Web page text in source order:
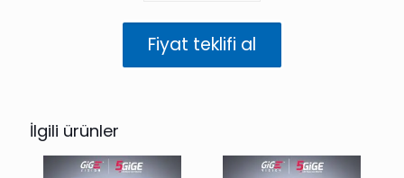
Renkli
(IMX253)
Fiyat teklifi al
İlgili ürünler